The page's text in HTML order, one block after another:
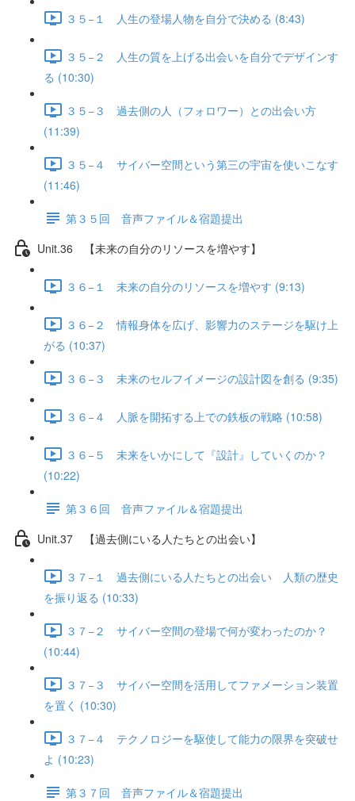
３５−１ 人生の登場人物を自分で決める (8:43)
３５−２ 人生の質を上げる出会いを自分でデザインす
る (10:30)
３５−３ 過去側の人（フォロワー）との出会い方
(11:39)
３５−４ サイバー空間という第三の宇宙を使いこなす
(11:46)
第３５回 音声ファイル＆宿題提出
Unit.36 【未来の自分のリソースを増やす】
３６−１ 未来の自分のリソースを増やす (9:13)
３６−２ 情報身体を広げ、影響力のステージを駆け上
がる (10:37)
３６−３ 未来のセルフイメージの設計図を創る (9:35)
３６−４ 人脈を開拓する上での鉄板の戦略 (10:58)
３６−５ 未来をいかにして『設計』していくのか？
(10:22)
第３６回 音声ファイル＆宿題提出
Unit.37 【過去側にいる人たちとの出会い】
３７−１ 過去側にいる人たちとの出会い 人類の歴史
を振り返る (10:33)
３７−２ サイバー空間の登場で何が変わったのか？
(10:44)
３７−３ サイバー空間を活用してファメーション装置
を置く (10:30)
３７−４ テクノロジーを駆使して能力の限界を突破せ
よ (10:23)
第３７回 音声ファイル＆宿題提出